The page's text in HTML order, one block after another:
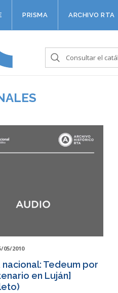
PRISMA ARCHIVO RTA
05/2010
nacional: Tedeum por
en Luján]